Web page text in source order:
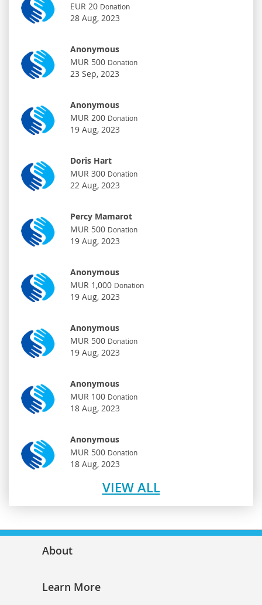
EUR 20 Donation
28 Aug, 2023
Anonymous
MUR 500 Donation
23 Sep, 2023
Anonymous
MUR 200 Donation
19 Aug, 2023
Doris Hart
MUR 300 Donation
22 Aug, 2023
Percy Mamarot
MUR 500 Donation
19 Aug, 2023
Anonymous
MUR 1,000 Donation
19 Aug, 2023
Anonymous
MUR 500 Donation
19 Aug, 2023
Anonymous
MUR 100 Donation
18 Aug, 2023
Anonymous
MUR 500 Donation
18 Aug, 2023
VIEW ALL
About
Learn More